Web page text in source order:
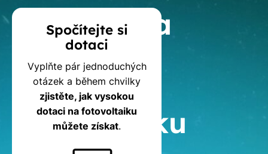
Kalkulačka
dotací
na
fotovoltaiku
Spočítejte si
dotaci
Vyplňte pár jednoduchých
otázek a během chvilky
zjistěte, jak vysokou
dotaci na fotovoltaiku
můžete získat.